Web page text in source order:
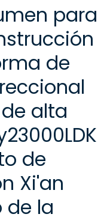
para
de
alta
de
Xi'an
de la